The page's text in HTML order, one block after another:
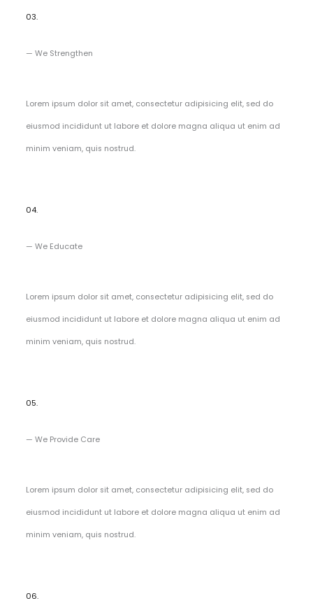
03.
— We Strengthen
Lorem ipsum dolor sit amet, consectetur adipisicing elit, sed do
eiusmod incididunt ut labore et dolore magna aliqua ut enim ad
minim veniam, quis nostrud.
04.
— We Educate​
Lorem ipsum dolor sit amet, consectetur adipisicing elit, sed do
eiusmod incididunt ut labore et dolore magna aliqua ut enim ad
minim veniam, quis nostrud.
05.
— We Provide Care​
Lorem ipsum dolor sit amet, consectetur adipisicing elit, sed do
eiusmod incididunt ut labore et dolore magna aliqua ut enim ad
minim veniam, quis nostrud.
06.